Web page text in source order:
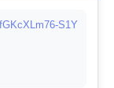
S1Y